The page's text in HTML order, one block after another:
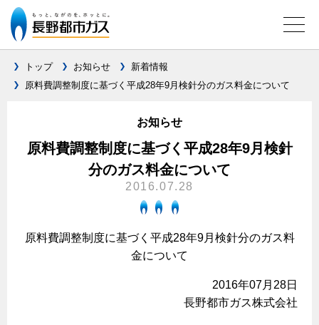
料金表
ご請求とお支払いについて
口座振替によるお支払い
設備別に比較する
ガスコンロとIHクッキングヒーターの比較
調理性
オススメの商品一覧
キッチンをリフォーム
トップ お知らせ
新着情報
原料費調整制度に基づく平成28年9月検針分のガス料金について
お知らせ
原料費調整制度に基づく平成28年9月検針
分のガス料金について
2016.07.28
原料費調整制度に基づく平成28年9月検針分のガス料
金について
2016年07月28日
長野都市ガス株式会社